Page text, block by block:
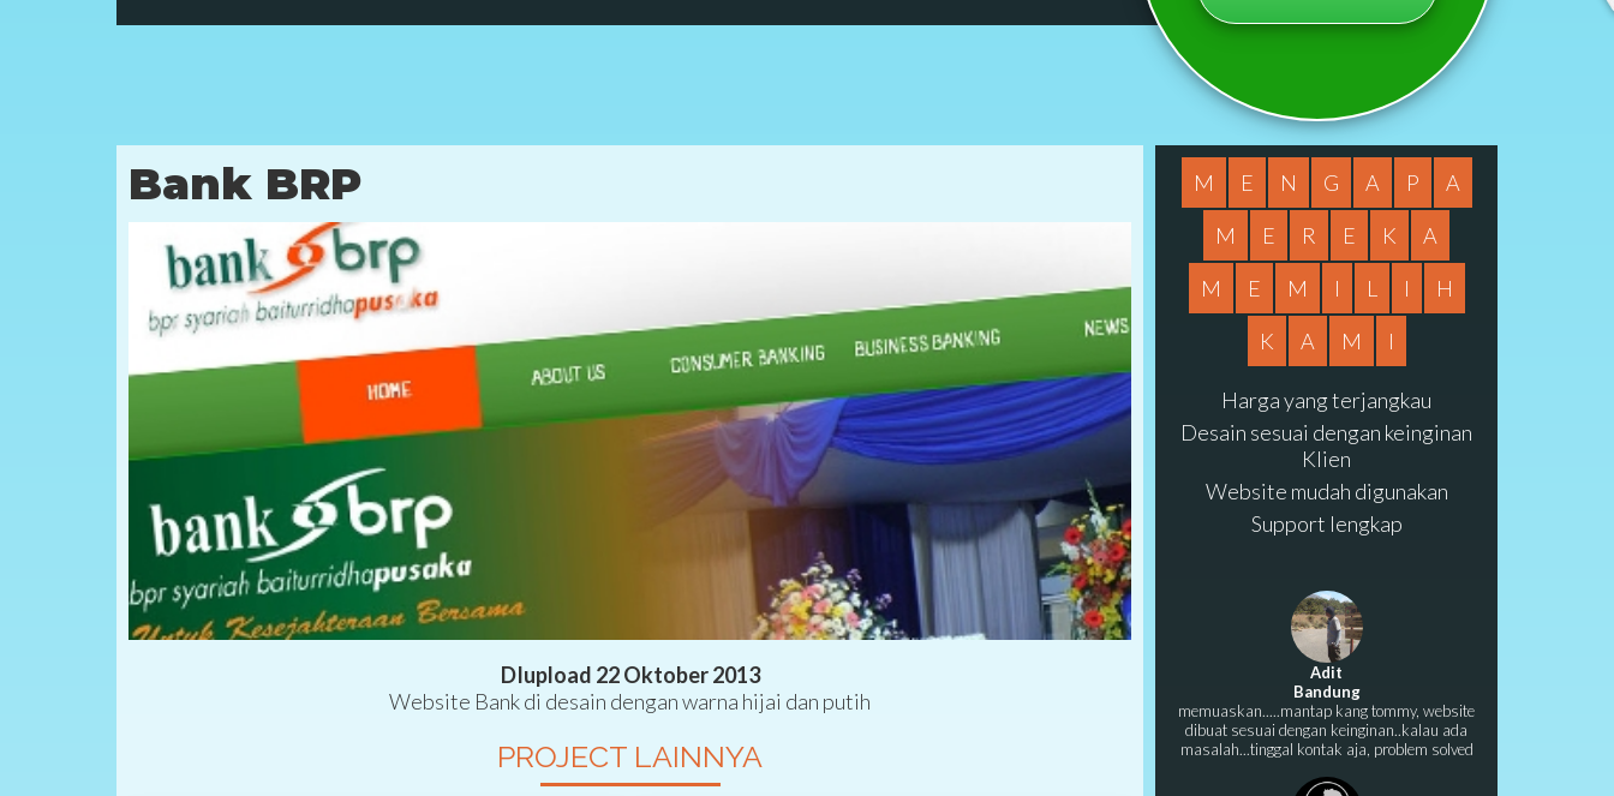
Bank BRP
DIupload 22 Oktober 2013
Website Bank di desain dengan warna hijai dan putih
PROJECT LAINNYA
M E N G A P
A
M
E R E K
A
M
E M I L I
H
K
A M I
Harga yang terjangkau
Desain sesuai dengan keinginan
Klien
Website mudah digunakan
Support lengkap
Adit
Bandung
memuaskan.....mantap kang tommy, website
dibuat sesuai dengan keinginan..kalau ada
masalah...tinggal kontak aja, problem solved